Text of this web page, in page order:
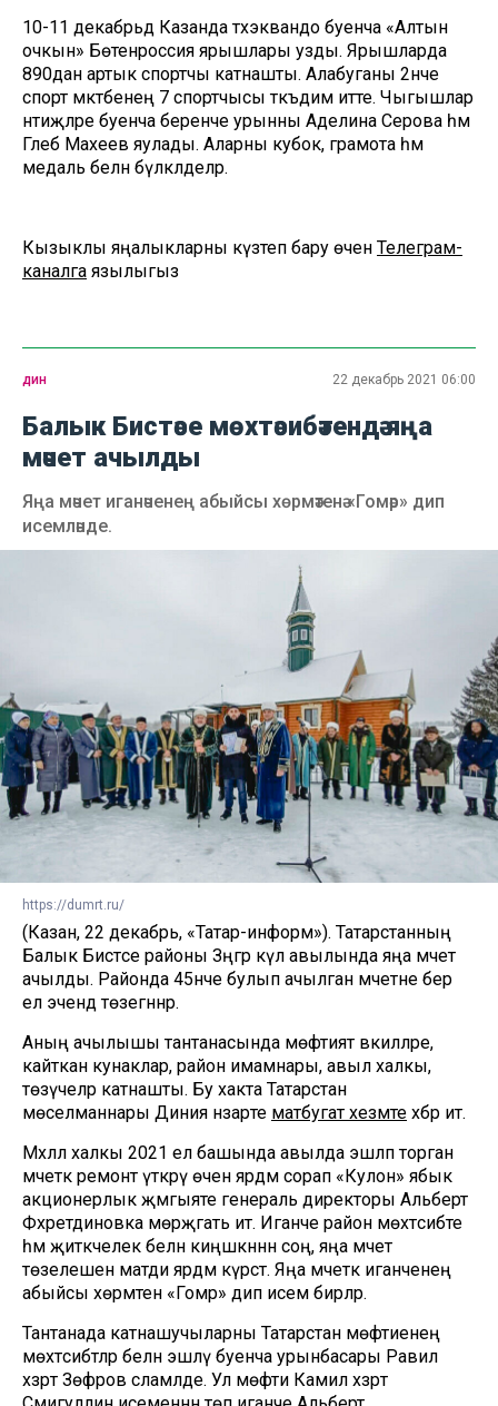
10-11 декабрьдә Казанда тхэквандо буенча «Алтын
очкын» Бөтенроссия ярышлары узды. Ярышларда
890дан артык спортчы катнашты. Алабуганы 2нче
спорт мәктәбенең 7 спортчысы тәкъдим итте. Чыгышлар
нәтиҗәләре буенча беренче урынны Аделина Серова һәм
Глеб Махеев яулады. Аларны кубок, грамота һәм
медаль белән бүләкләделәр.
Кызыклы яңалыкларны күзәтеп бару өчен Телеграм-
каналга язылыгыз
дин 22 декабрь 2021 06:00
Балык Бистәсе мөхтәсибәтендә яңа
мәчет ачылды
Яңа мәчет иганәченең абыйсы хөрмәтенә «Гомәр» дип
исемләнде.
https://dumrt.ru/
(Казан, 22 декабрь, «Татар-информ»). Татарстанның
Балык Бистәсе районы Зәңгәр күл авылында яңа мәчет
ачылды. Районда 45нче булып ачылган мәчетне бер
ел эчендә төзегәннәр.
Аның ачылышы тантанасында мөфтият вәкилләре,
кайткан кунаклар, район имамнары, авыл халкы,
төзүчеләр катнашты. Бу хакта Татарстан
мөселманнары Диния нәзарәте матбугат хезмәте хәбәр итә.
Мәхәллә халкы 2021 ел башында авылда эшләп торган
мәчеткә ремонт үткәрү өчен ярдәм сорап «Кулон» ябык
акционерлык җәмгыяте генераль директоры Альберт
Фәхретдиновка мөрәҗәгать итә. Иганәче район мөхтәсибәте
һәм җитәкчелек белән киңәшкәннән соң, яңа мәчет
төзелешенә матди ярдәм күрсәтә. Яңа мәчеткә иганәченең
абыйсы хөрмәтенә «Гомәр» дип исем бирәләр.
Тантанада катнашучыларны Татарстан мөфтиенең
мөхтәсибәтләр белән эшләү буенча урынбасары Равил
хәзрәт Зөфәров сәламләде. Ул мөфти Камил хәзрәт